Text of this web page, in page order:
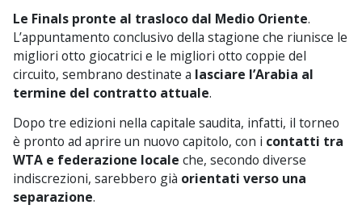
Le Finals pronte al trasloco dal Medio Oriente.
L’appuntamento conclusivo della stagione che riunisce le
migliori otto giocatrici e le migliori otto coppie del
circuito, sembrano destinate a lasciare l’Arabia al
termine del contratto attuale.
Dopo tre edizioni nella capitale saudita, infatti, il torneo
è pronto ad aprire un nuovo capitolo, con i contatti tra
WTA e federazione locale che, secondo diverse
indiscrezioni, sarebbero già orientati verso una
separazione.